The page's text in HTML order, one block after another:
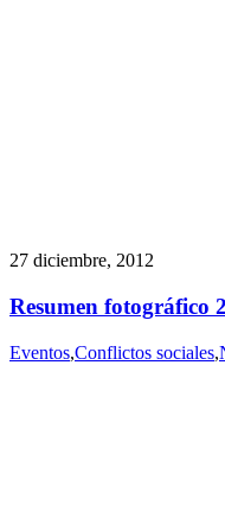
27 diciembre, 2012
Resumen fotográfico
Eventos,Conflictos sociales,